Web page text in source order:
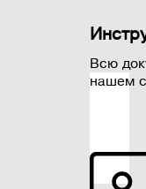
Всю
нашем